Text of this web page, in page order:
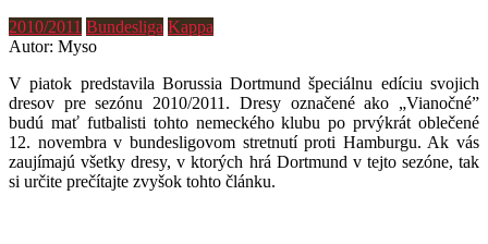
2010/2011 Bundesliga Kappa
Autor: Myso
V piatok predstavila Borussia Dortmund špeciálnu edíciu svojich
dresov pre sezónu 2010/2011. Dresy označené ako „Vianočné”
budú mať futbalisti tohto nemeckého klubu po prvýkrát oblečené
12. novembra v bundesligovom stretnutí proti Hamburgu. Ak vás
zaujímajú všetky dresy, v ktorých hrá Dortmund v tejto sezóne, tak
si určite prečítajte zvyšok tohto článku.